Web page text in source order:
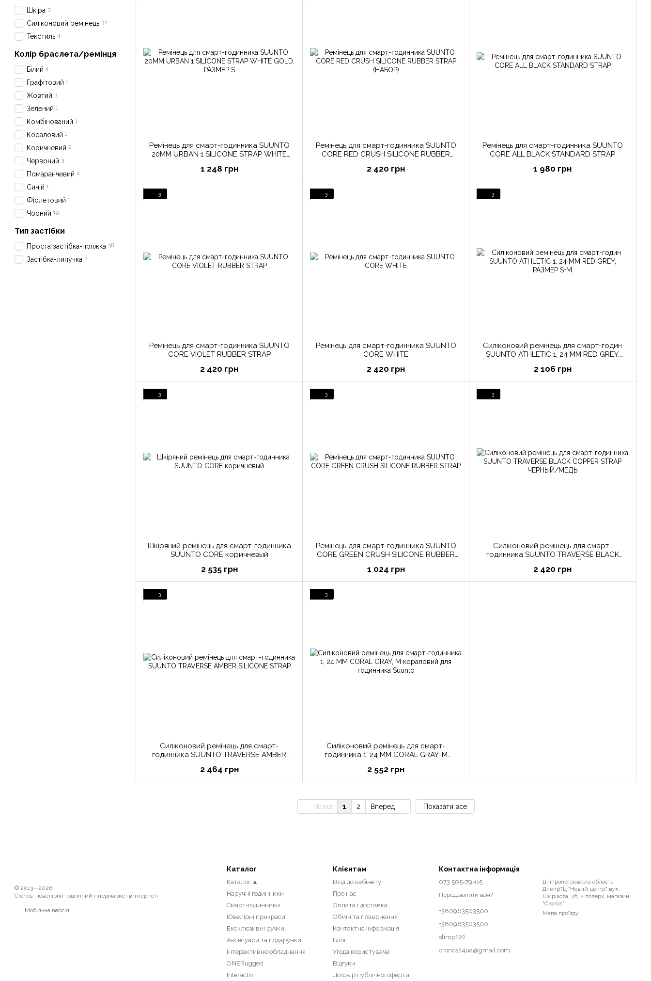
Ремінець для смарт-годинника SUUNTO
20MM URBAN 1 SILICONE STRAP WHITE
1 248 грн
Ремінець для смарт-годинника SUUNTO
CORE RED CRUSH SILICONE RUBBER
2 420 грн
Ремінець для смарт-годинника SUUNTO
CORE ALL BLACK STANDARD STRAP
1 980 грн
3
Ремінець для смарт-годинника SUUNTO
CORE VIOLET RUBBER STRAP
2 420 грн
3
Ремінець для смарт-годинника SUUNTO
CORE WHITE
2 420 грн
3
Силіконовий ремінець для смарт-годин
SUUNTO ATHLETIC 1, 24 ММ RED GREY,
2 106 грн
3
Шкіряний ремінець для смарт-годинника
SUUNTO CORE коричневый
2 535 грн
3
Ремінець для смарт-годинника SUUNTO
CORE GREEN CRUSH SILICONE RUBBER
1 024 грн
3
Силіконовий ремінець для смарт-
годинника SUUNTO TRAVERSE BLACK
2 420 грн
3
Силіконовий ремінець для смарт-
годинника SUUNTO TRAVERSE AMBER
2 464 грн
3
Силіконовий ремінець для смарт-
годинника 1, 24 ММ CORAL GRAY, M
2 552 грн
Назад 1 2 Вперед Показати все
Шкіра 3
Силіконовий ремінець 32
Текстиль 4
Колір браслета/ремінця
Білий 4
Графітовий 1
Жовтий 3
Зелений 1
Комбінований 1
Кораловий 1
Коричневий 2
Червоний 3
Помаранчевий 2
Синій 1
Фіолетовий 1
Чорний 19
Тип застібки
Проста застібка-пряжка 38
Застібка-липучка 2
© 2013—2026
Cronos - ювелірно-годинний гіпермаркет в інтернеті
Мобільна версія
Каталог
Каталог ▲
Наручні годинники
Смарт-годинники
Ювелірні прикраси
Ексклюзивні ручки
Аксесуари та подарунки
Інтерактивне обладнання
ONERugged
Interactiv
Клієнтам
Вхід до кабінету
Про нас
Оплата і доставка
Обмін та повернення
Контактна інформація
Блог
Угода користувача
Відгуки
Договір публічної оферти
Контактна інформація
073 505-79-65
Передзвонити вам?
+380963503500
+380963503500
slimp222
cronos24ua@gmail.com
Дніпропетровська область,
ДнепрТЦ "Новий центр" вул.
Ширшова, 7б, 2 поверх, магазин
"Cronos"
Мапа проїзду